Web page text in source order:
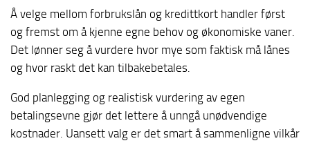
Å velge mellom forbrukslån og kredittkort handler først
og fremst om å kjenne egne behov og økonomiske vaner.
Det lønner seg å vurdere hvor mye som faktisk må lånes
og hvor raskt det kan tilbakebetales.
God planlegging og realistisk vurdering av egen
betalingsevne gjør det lettere å unngå unødvendige
kostnader. Uansett valg er det smart å sammenligne vilkår